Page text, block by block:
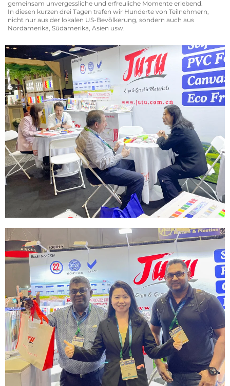
gemeinsam unvergessliche und erfreuliche Momente erlebend.
In diesen kurzen drei Tagen trafen wir Hunderte von Teilnehmern,
nicht nur aus der lokalen US-Bevölkerung, sondern auch aus
Nordamerika, Südamerika, Asien usw.